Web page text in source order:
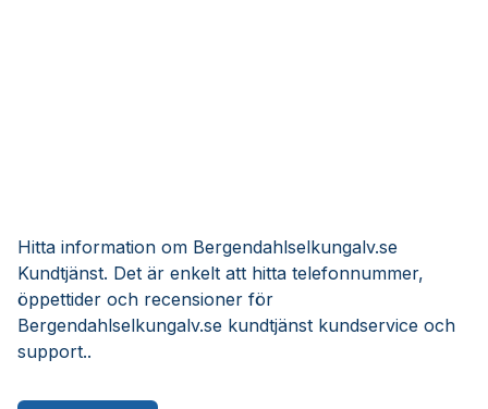
Hitta information om Bergendahlselkungalv.se
Kundtjänst. Det är enkelt att hitta telefonnummer,
öppettider och recensioner för
Bergendahlselkungalv.se kundtjänst kundservice och
support..